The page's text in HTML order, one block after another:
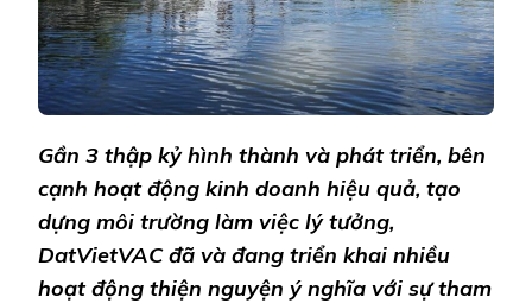
Gần 3 thập kỷ hình thành và phát triển, bên
cạnh hoạt động kinh doanh hiệu quả, tạo
dựng môi trường làm việc lý tưởng,
DatVietVAC đã và đang triển khai nhiều
hoạt động thiện nguyện ý nghĩa với sự tham